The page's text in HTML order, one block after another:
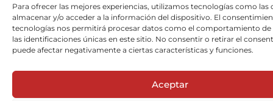
Para ofrecer las mejores experiencias, utilizamos tecnologías como las
almacenar y/o acceder a la información del dispositivo. El
tecnologías nos permitirá procesar datos como el comportamiento de
las identificaciones únicas en este sitio. No consentir o retirar el
puede afectar negativamente a ciertas características y funciones.
Aceptar